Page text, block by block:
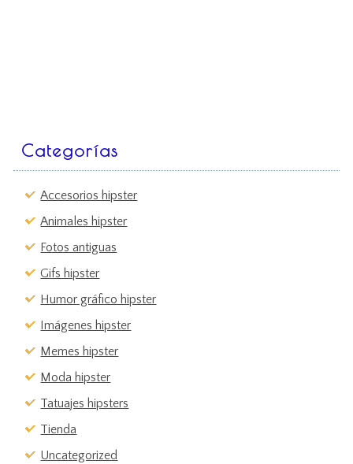
Categorías
Accesorios hipster
Animales hipster
Fotos antiguas
Gifs hipster
Humor gráfico hipster
Imágenes hipster
Memes hipster
Moda hipster
Tatuajes hipsters
Tienda
Uncategorized